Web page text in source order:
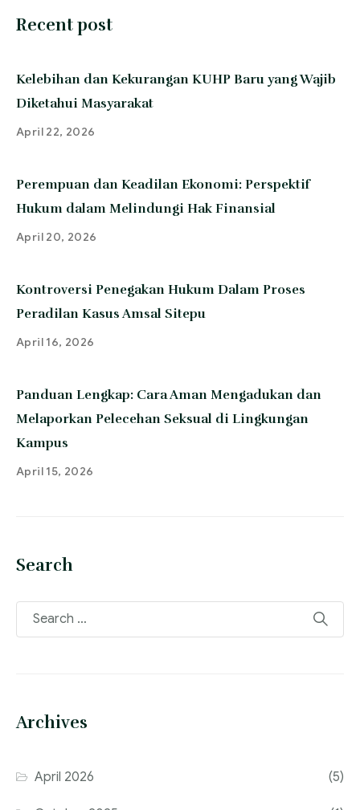
Recent post
Kelebihan dan Kekurangan KUHP Baru yang Wajib
Diketahui Masyarakat
April 22, 2026
Perempuan dan Keadilan Ekonomi: Perspektif
Hukum dalam Melindungi Hak Finansial
April 20, 2026
Kontroversi Penegakan Hukum Dalam Proses
Peradilan Kasus Amsal Sitepu
April 16, 2026
Panduan Lengkap: Cara Aman Mengadukan dan
Melaporkan Pelecehan Seksual di Lingkungan
Kampus
April 15, 2026
Search
Archives
April 2026 (5)